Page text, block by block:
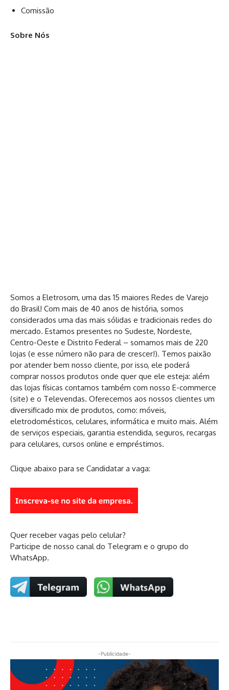
Comissão
Sobre Nós
Somos a Eletrosom, uma das 15 maiores Redes de Varejo
do Brasil! Com mais de 40 anos de história, somos
considerados uma das mais sólidas e tradicionais redes do
mercado. Estamos presentes no Sudeste, Nordeste,
Centro-Oeste e Distrito Federal – somamos mais de 220
lojas (e esse número não para de crescer!). Temos paixão
por atender bem nosso cliente, por isso, ele poderá
comprar nossos produtos onde quer que ele esteja: além
das lojas físicas contamos também com nosso E-commerce
(site) e o Televendas. Oferecemos aos nossos clientes um
diversificado mix de produtos, como: móveis,
eletrodomésticos, celulares, informática e muito mais. Além
de serviços especiais, garantia estendida, seguros, recargas
para celulares, cursos online e empréstimos.
Clique abaixo para se Candidatar a vaga:
Quer receber vagas pelo celular?
Participe de nosso canal do Telegram e o grupo do
WhatsApp.
-Publicidade-